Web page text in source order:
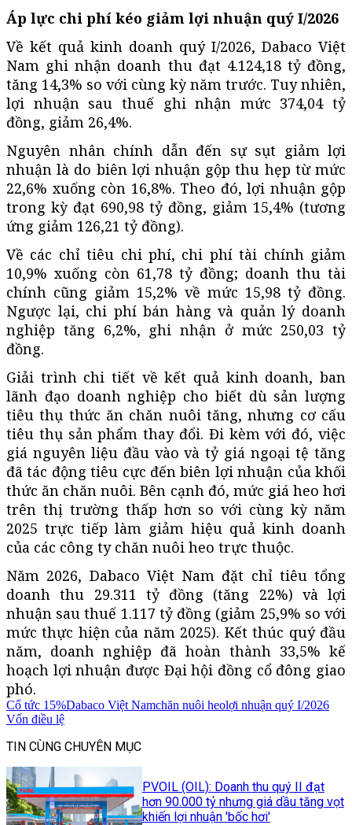
Áp lực chi phí kéo giảm lợi nhuận quý I/2026
Về kết quả kinh doanh quý I/2026, Dabaco Việt
Nam ghi nhận doanh thu đạt 4.124,18 tỷ đồng,
tăng 14,3% so với cùng kỳ năm trước. Tuy nhiên,
lợi nhuận sau thuế ghi nhận mức 374,04 tỷ
đồng, giảm 26,4%.
Nguyên nhân chính dẫn đến sự sụt giảm lợi
nhuận là do biên lợi nhuận gộp thu hẹp từ mức
22,6% xuống còn 16,8%. Theo đó, lợi nhuận gộp
trong kỳ đạt 690,98 tỷ đồng, giảm 15,4% (tương
ứng giảm 126,21 tỷ đồng).
Về các chỉ tiêu chi phí, chi phí tài chính giảm
10,9% xuống còn 61,78 tỷ đồng; doanh thu tài
chính cũng giảm 15,2% về mức 15,98 tỷ đồng.
Ngược lại, chi phí bán hàng và quản lý doanh
nghiệp tăng 6,2%, ghi nhận ở mức 250,03 tỷ
đồng.
Giải trình chi tiết về kết quả kinh doanh, ban
lãnh đạo doanh nghiệp cho biết dù sản lượng
tiêu thụ thức ăn chăn nuôi tăng, nhưng cơ cấu
tiêu thụ sản phẩm thay đổi. Đi kèm với đó, việc
giá nguyên liệu đầu vào và tỷ giá ngoại tệ tăng
đã tác động tiêu cực đến biên lợi nhuận của khối
thức ăn chăn nuôi. Bên cạnh đó, mức giá heo hơi
trên thị trường thấp hơn so với cùng kỳ năm
2025 trực tiếp làm giảm hiệu quả kinh doanh
của các công ty chăn nuôi heo trực thuộc.
Năm 2026, Dabaco Việt Nam đặt chỉ tiêu tổng
doanh thu 29.311 tỷ đồng (tăng 22%) và lợi
nhuận sau thuế 1.117 tỷ đồng (giảm 25,9% so với
mức thực hiện của năm 2025). Kết thúc quý đầu
năm, doanh nghiệp đã hoàn thành 33,5% kế
hoạch lợi nhuận được Đại hội đồng cổ đông giao
phó.
Cổ tức 15%Dabaco Việt Namchăn nuôi heolợi nhuận quý I/2026
Vốn điều lệ
TIN CÙNG CHUYÊN MỤC
PVOIL (OIL): Doanh thu quý II đạt
hơn 90.000 tỷ nhưng giá dầu tăng vọt
khiến lợi nhuận 'bốc hơi'